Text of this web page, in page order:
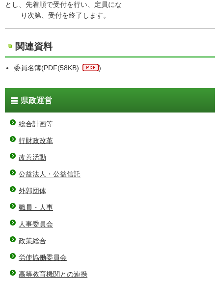
とし、先着順で受付を行い、定員にな
り次第、受付を終了します。
関連資料
委員名簿(PDF(58KB) )
県政運営
総合計画等
行財政改革
改善活動
公益法人・公益信託
外郭団体
職員・人事
人事委員会
政策総合
労使協働委員会
高等教育機関との連携